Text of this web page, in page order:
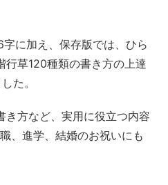
に加え、保存版では、ひら
行草120種類の書き方の上達
た。
き方など、実用に役立つ内容
、進学、結婚のお祝いにも